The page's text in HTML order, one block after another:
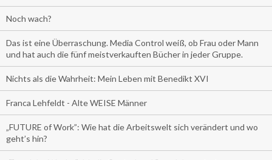
Noch wach?
Das ist eine Überraschung. Media Control weiß, ob Frau oder Mann
und hat auch die fünf meistverkauften Bücher in jeder Gruppe.
Nichts als die Wahrheit: Mein Leben mit Benedikt XVI
Franca Lehfeldt - Alte WEISE Männer
„FUTURE of Work”: Wie hat die Arbeitswelt sich verändert und wo
geht’s hin?